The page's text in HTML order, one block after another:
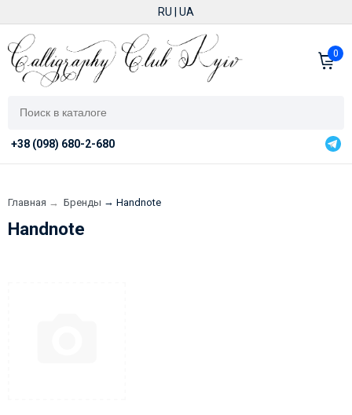
RU UA
0
+38 (098) 680-2-680
Главная → Бренды → Handnote
Handnote